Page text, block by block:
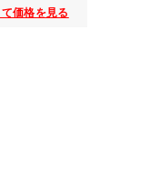
価格を見る